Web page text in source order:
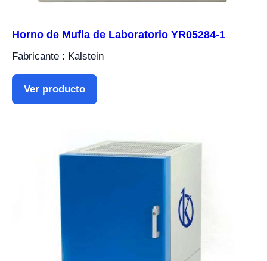
Horno de Mufla de Laboratorio YR05284-1
Fabricante : Kalstein
Ver producto